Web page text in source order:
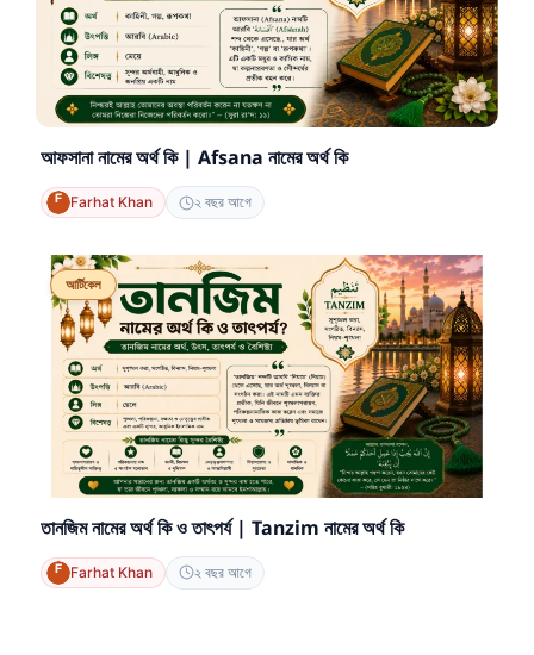
আফসানা নামের অর্থ কি | Afsana নামের অর্থ কি
Farhat Khan ২ বছর আগে
আর্টিকেল
তানজিম নামের অর্থ কি ও তাৎপর্য | Tanzim নামের অর্থ কি
Farhat Khan ২ বছর আগে